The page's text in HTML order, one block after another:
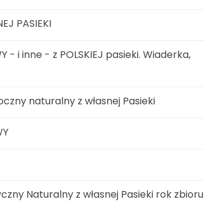
PASIEKI
- i inne - z POLSKIEJ pasieki. Wiaderka,
naturalny z własnej Pasieki
Naturalny z własnej Pasieki rok zbioru